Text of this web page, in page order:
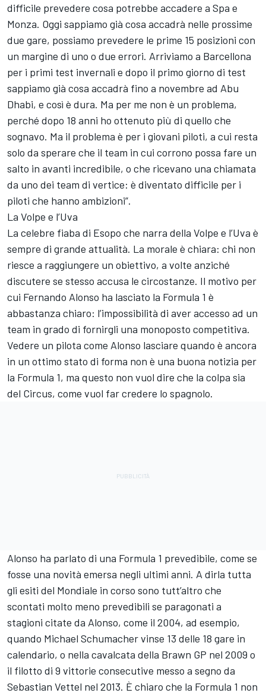
difficile prevedere cosa potrebbe accadere a Spa e
Monza. Oggi sappiamo già cosa accadrà nelle prossime
due gare, possiamo prevedere le prime 15 posizioni con
un margine di uno o due errori. Arriviamo a Barcellona
per i primi test invernali e dopo il primo giorno di test
sappiamo già cosa accadrà fino a novembre ad Abu
Dhabi, e così è dura. Ma per me non è un problema,
perché dopo 18 anni ho ottenuto più di quello che
sognavo. Ma il problema è per i giovani piloti, a cui resta
solo da sperare che il team in cui corrono possa fare un
salto in avanti incredibile, o che ricevano una chiamata
da uno dei team di vertice: è diventato difficile per i
piloti che hanno ambizioni”.
La Volpe e l’Uva
La celebre fiaba di Esopo che narra della Volpe e l’Uva è
sempre di grande attualità. La morale è chiara: chi non
riesce a raggiungere un obiettivo, a volte anziché
discutere se stesso accusa le circostanze. Il motivo per
cui Fernando Alonso ha lasciato la Formula 1 è
abbastanza chiaro: l’impossibilità di aver accesso ad un
team in grado di fornirgli una monoposto competitiva.
Vedere un pilota come Alonso lasciare quando è ancora
in un ottimo stato di forma non è una buona notizia per
la Formula 1, ma questo non vuol dire che la colpa sia
del Circus, come vuol far credere lo spagnolo.
Alonso ha parlato di una Formula 1 prevedibile, come se
fosse una novità emersa negli ultimi anni. A dirla tutta
gli esiti del Mondiale in corso sono tutt’altro che
scontati molto meno prevedibili se paragonati a
stagioni citate da Alonso, come il 2004, ad esempio,
quando Michael Schumacher vinse 13 delle 18 gare in
calendario, o nella cavalcata della Brawn GP nel 2009 o
il filotto di 9 vittorie consecutive messo a segno da
Sebastian Vettel nel 2013. È chiaro che la Formula 1 non